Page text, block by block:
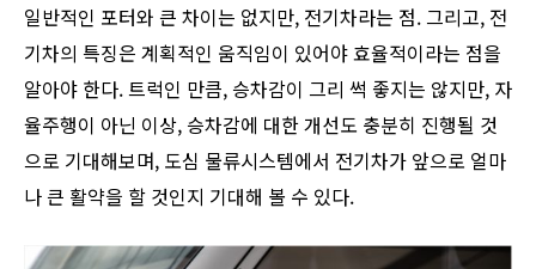
일반적인 포터와 큰 차이는 없지만, 전기차라는 점. 그리고, 전
기차의 특징은 계획적인 움직임이 있어야 효율적이라는 점을
알아야 한다. 트럭인 만큼, 승차감이 그리 썩 좋지는 않지만, 자
율주행이 아닌 이상, 승차감에 대한 개선도 충분히 진행될 것
으로 기대해보며, 도심 물류시스템에서 전기차가 앞으로 얼마
나 큰 활약을 할 것인지 기대해 볼 수 있다.